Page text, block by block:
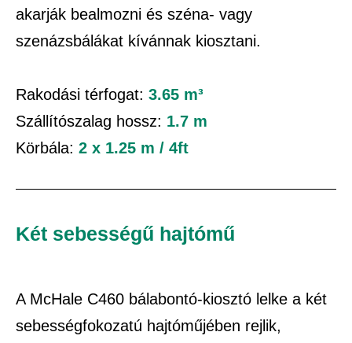
akarják bealmozni és széna- vagy
szenázsbálákat kívánnak kiosztani.
Rakodási térfogat: 3.65 m³
Szállítószalag hossz: 1.7 m
Körbála: 2 x 1.25 m / 4ft
Két sebességű hajtómű
A McHale C460 bálabontó-kiosztó lelke a két
sebességfokozatú hajtóműjében rejlik,